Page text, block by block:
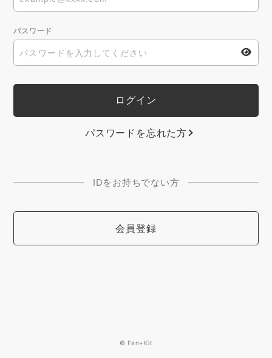
パスワード
パスワードを忘れた方
IDをお持ちでない方
会員登録
© Fan+Kit